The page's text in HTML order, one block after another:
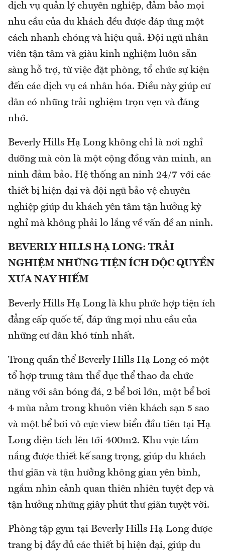
dịch vụ quản lý chuyên nghiệp, đảm bảo mọi
nhu cầu của du khách đều được đáp ứng một
cách nhanh chóng và hiệu quả. Đội ngũ nhân
viên tận tâm và giàu kinh nghiệm luôn sẵn
sàng hỗ trợ, từ việc đặt phòng, tổ chức sự kiện
đến các dịch vụ cá nhân hóa. Điều này giúp cư
dân có những trải nghiệm trọn vẹn và đáng
nhớ.
Beverly Hills Hạ Long không chỉ là nơi nghỉ
dưỡng mà còn là một cộng đồng văn minh, an
ninh đảm bảo. Hệ thống an ninh 24/7 với các
thiết bị hiện đại và đội ngũ bảo vệ chuyên
nghiệp giúp du khách yên tâm tận hưởng kỳ
nghỉ mà không phải lo lắng về vấn đề an ninh.
BEVERLY HILLS HẠ LONG: TRẢI
NGHIỆM NHỮNG TIỆN ÍCH ĐỘC QUYỀN
XƯA NAY HIẾM
Beverly Hills Hạ Long là khu phức hợp tiện ích
đẳng cấp quốc tế, đáp ứng mọi nhu cầu của
những cư dân khó tính nhất.
Trong quần thể Beverly Hills Hạ Long có một
tổ hợp trung tâm thể dục thể thao đa chức
năng với sân bóng đá, 2 bể bơi lớn, một bể bơi
4 mùa nằm trong khuôn viên khách sạn 5 sao
và một bể bơi vô cực view biển đầu tiên tại Hạ
Long diện tích lên tới 400m2. Khu vực tắm
nắng được thiết kế sang trọng, giúp du khách
thư giãn và tận hưởng không gian yên bình,
ngắm nhìn cảnh quan thiên nhiên tuyệt đẹp và
tận hưởng những giây phút thư giãn tuyệt vời.
Phòng tập gym tại Beverly Hills Hạ Long được
trang bị đầy đủ các thiết bị hiện đại, giúp du